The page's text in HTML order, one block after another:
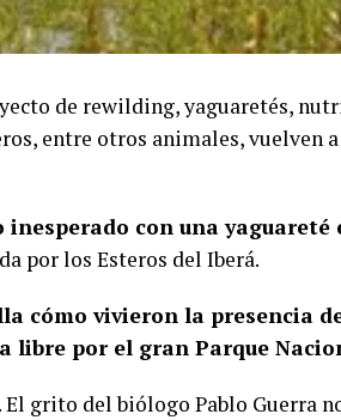
de rewilding, yaguaretés,
entre otros animales, vuelven
inesperado con una
por los Esteros del Iberá.
cómo vivieron la presencia
libre por el gran Parque
El grito del biólogo Pablo Guerra